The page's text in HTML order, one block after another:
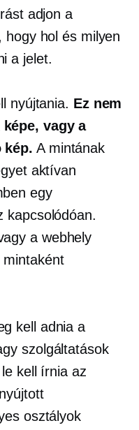
adjon a
hogy hol és milyen
a jelet.
nyújtania. Ez nem
vagy a
kép. A mintának
aktívan
egy
kapcsolódóan.
a webhely
mintaként
kell adnia a
szolgáltatások
kell írnia az
osztályok